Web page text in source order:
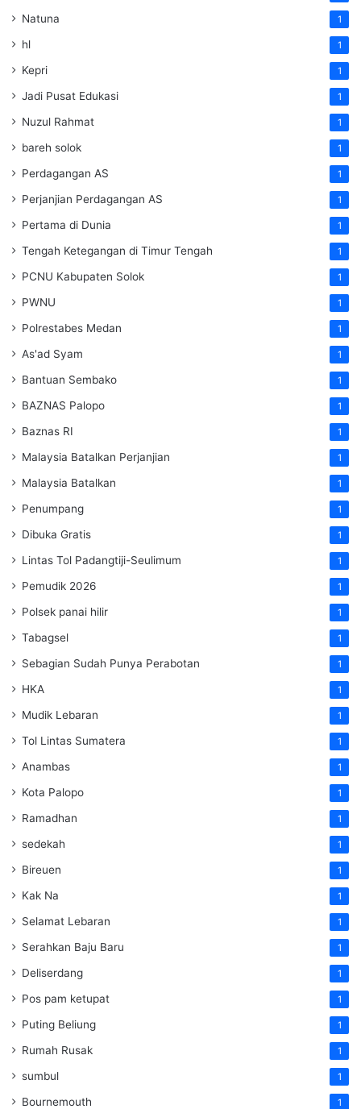
Natuna 1
hl 1
Kepri 1
Jadi Pusat Edukasi 1
Nuzul Rahmat 1
bareh solok 1
Perdagangan AS 1
Perjanjian Perdagangan AS 1
Pertama di Dunia 1
Tengah Ketegangan di Timur Tengah 1
PCNU Kabupaten Solok 1
PWNU 1
Polrestabes Medan 1
As'ad Syam 1
Bantuan Sembako 1
BAZNAS Palopo 1
Baznas RI 1
Malaysia Batalkan Perjanjian 1
Malaysia Batalkan 1
Penumpang 1
Dibuka Gratis 1
Lintas Tol Padangtiji-Seulimum 1
Pemudik 2026 1
Polsek panai hilir 1
Tabagsel 1
Sebagian Sudah Punya Perabotan 1
HKA 1
Mudik Lebaran 1
Tol Lintas Sumatera 1
Anambas 1
Kota Palopo 1
Ramadhan 1
sedekah 1
Bireuen 1
Kak Na 1
Selamat Lebaran 1
Serahkan Baju Baru 1
Deliserdang 1
Pos pam ketupat 1
Puting Beliung 1
Rumah Rusak 1
sumbul 1
Bournemouth 1